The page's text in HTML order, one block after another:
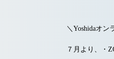
＼Yoshidaオ
７月より、・